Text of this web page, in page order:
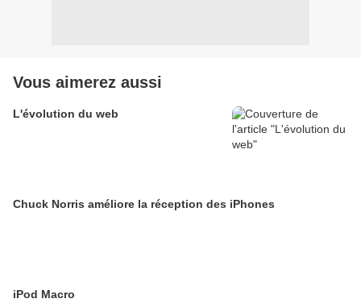
Vous aimerez aussi
L'évolution du web
Chuck Norris améliore la réception des iPhones
iPod Macro